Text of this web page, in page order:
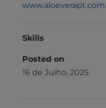
www.aloeverapt.com
Skills
Posted on
16 de Julho, 2025